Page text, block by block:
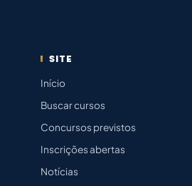
SITE
Início
Buscar cursos
Concursos previstos
Inscrições abertas
Notícias